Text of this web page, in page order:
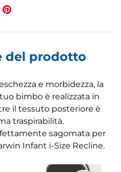
del prodotto
e morbidezza, la
bimbo è realizzata in
il tessuto posteriore è
traspirabilità.
sagomata per
Infant i-Size Recline.